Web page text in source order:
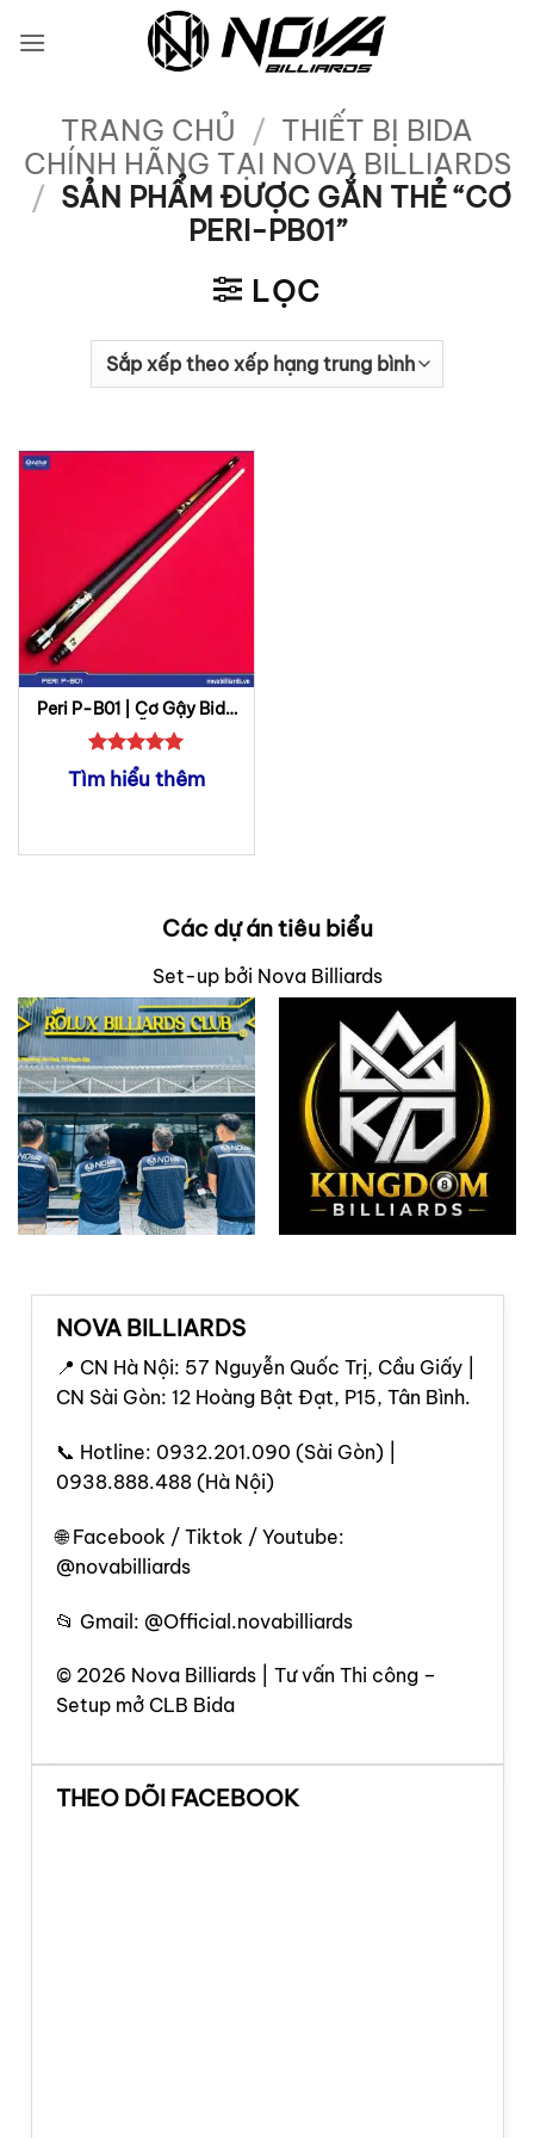
qua
TRANG CHỦ / THIẾT BỊ BIDA
CHÍNH HÃNG TẠI NOVA BILLIARDS
/ SẢN PHẨM ĐƯỢC GẮN THẺ “CƠ
PERI-PB01”
LỌC
Peri P-B01 | Cơ Gậy Bida
Lỗ
Được xếp
hạng55
Tìm hiểu thêm
Các dự án tiêu biểu
Set-up bởi Nova Billiards
NOVA BILLIARDS
📍 CN Hà Nội: 57 Nguyễn Quốc Trị, Cầu Giấy |
CN Sài Gòn: 12 Hoàng Bật Đạt, P15, Tân Bình.
📞 Hotline: 0932.201.090 (Sài Gòn) |
0938.888.488 (Hà Nội)
🌐 Facebook / Tiktok / Youtube:
@novabilliards
📂 Gmail: @Official.novabilliards
© 2026 Nova Billiards | Tư vấn Thi công –
Setup mở CLB Bida
THEO DÕI FACEBOOK